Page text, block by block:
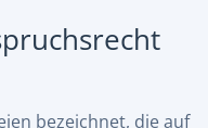
bezeichnet, die auf